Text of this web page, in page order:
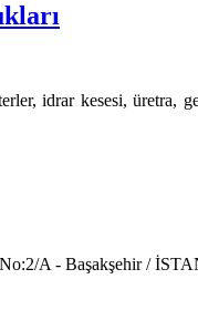
idrar kesesi, üretra,
A - Başakşehir /